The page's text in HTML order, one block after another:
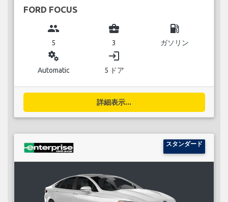
FORD FOCUS
group
5
business_center
3
local_gas_station
ガソリン
miscellaneous_services
Automatic
login
5 ドア
詳細表示...
スタンダード